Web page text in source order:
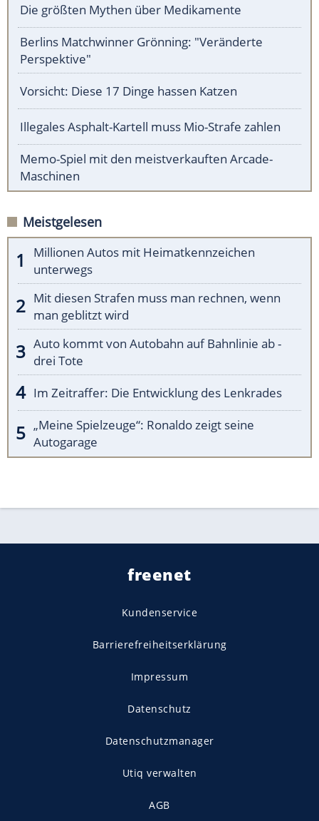
Die größten Mythen über Medikamente
Berlins Matchwinner Grönning: "Veränderte
Perspektive"
Vorsicht: Diese 17 Dinge hassen Katzen
Illegales Asphalt-Kartell muss Mio-Strafe zahlen
Memo-Spiel mit den meistverkauften Arcade-
Maschinen
Meistgelesen
Millionen Autos mit Heimatkennzeichen
unterwegs
Mit diesen Strafen muss man rechnen, wenn
man geblitzt wird
Auto kommt von Autobahn auf Bahnlinie ab -
drei Tote
Im Zeitraffer: Die Entwicklung des Lenkrades
„Meine Spielzeuge“: Ronaldo zeigt seine
Autogarage
freenet
Kundenservice
Barrierefreiheitserklärung
Impressum
Datenschutz
Datenschutzmanager
Utiq verwalten
AGB